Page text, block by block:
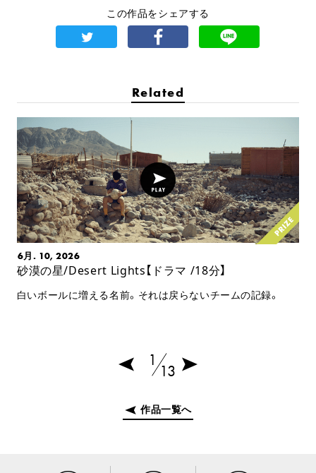
この作品をシェアする
Related
6月. 10, 2026
砂漠の星/Desert Lights【ドラマ /18分】
白いボールに増える名前。それは戻らないチームの記録。
1
13
作品一覧へ